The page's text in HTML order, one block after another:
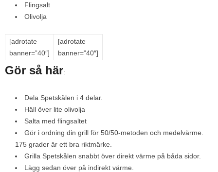
Flingsalt
Olivolja
[adrotate
banner=”40″]
[adrotate
banner=”40″]
Gör så här:
Dela Spetskålen i 4 delar.
Häll över lite olivolja
Salta med flingsaltet
Gör i ordning din grill för 50/50-metoden och medelvärme.
175 grader är ett bra riktmärke.
Grilla Spetskålen snabbt över direkt värme på båda sidor.
Lägg sedan över på indirekt värme.